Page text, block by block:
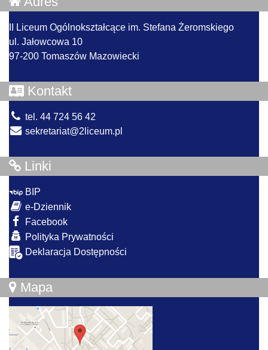
II Liceum Ogólnokształcące im. Stefana Żeromskiego
ul. Jałowcowa 10
97-200 Tomaszów Mazowiecki
Kontakt
tel. 44 724 56 42
sekretariat@2liceum.pl
Linki
BIP
e-Dziennik
Facebook
Polityka Prywatności
Deklaracja Dostępności
Mapa